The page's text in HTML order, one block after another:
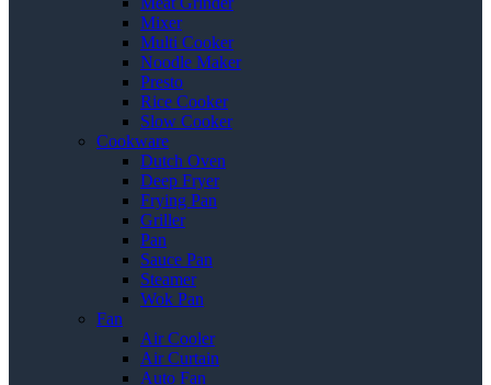
Mixer
Multi Cooker
Noodle Maker
Presto
Rice Cooker
Slow Cooker
Cookware
Dutch Oven
Deep Fryer
Frying Pan
Griller
Pan
Sauce Pan
Steamer
Wok Pan
Fan
Air Cooler
Air Curtain
Auto Fan